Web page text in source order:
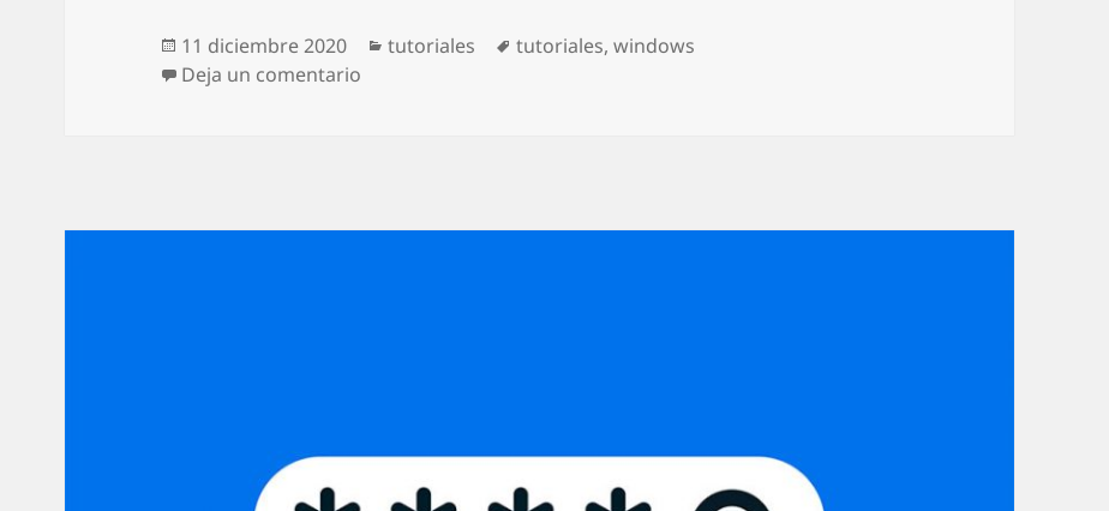
Publicado
el
11 diciembre 2020 Categorías
tutoriales Etiquetas
tutoriales,windows
Deja un comentario